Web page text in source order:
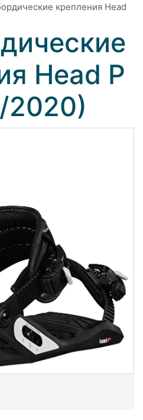
крепления Head
Head P
2020)